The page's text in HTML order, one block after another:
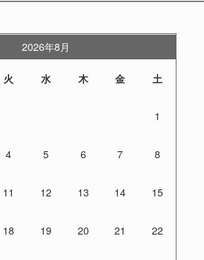
2026年8月
火 水 木 金 土
1
4 5 6 7 8
11 12 13 14 15
18 19 20 21 22